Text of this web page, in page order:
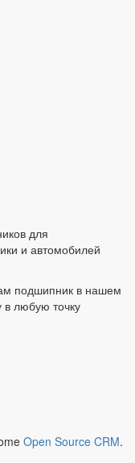
для
и автомобилей
подшипник в нашем
в любую точку
Open Source CRM.